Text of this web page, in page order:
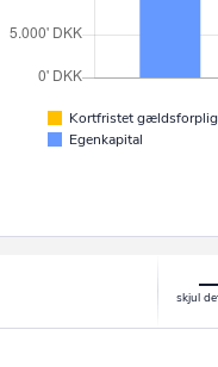
Kortfristet
Egenkapital